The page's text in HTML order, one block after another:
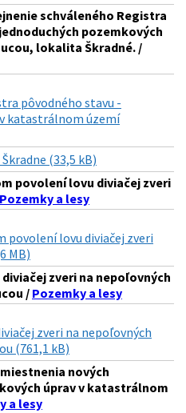
schváleného Registra
pozemkových
lokalita Škradné. /
pôvodného stavu -
katastrálnom území
(33,5 kB)
povolení lovu diviačej zveri
Pozemky a lesy
povolení lovu diviačej zveri
MB)
zveri na nepoľovných
/ Pozemky a lesy
zveri na nepoľovných
(761,1 kB)
nových
úprav v katastrálnom
a lesy